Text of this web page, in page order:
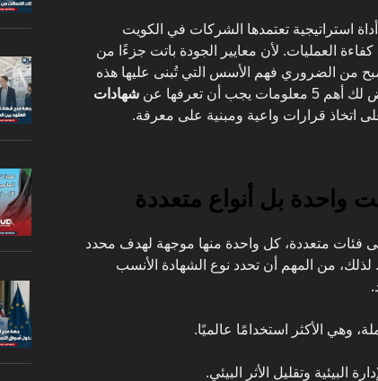
استراتيجية تعتمدها الشركات في الكويت
العمليات. لأن معايير الجودة باتت جزءًا من
من الضروري فهم الأسس التي تُبنى عليها هذه
أن تعرفها عن
شهادات
اتخاذ قرارات واعية ومبنية على معرفة.
واحدة بل أنواع متعددة
فئات متعددة، كل واحدة منها موجهة لهدف محدد
من المهم أن تحدد نوع الشهادة الأنسب
وهي الأكثر استخدامًا عالميًا.
البيئية وتقليل الأثر البيئي.